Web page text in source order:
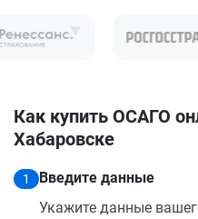
Как купить ОСАГО
Хабаровске
1
Введите данные
Укажите данные